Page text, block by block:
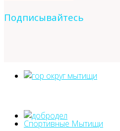
Подписывайтесь
Спортивные Мытищи